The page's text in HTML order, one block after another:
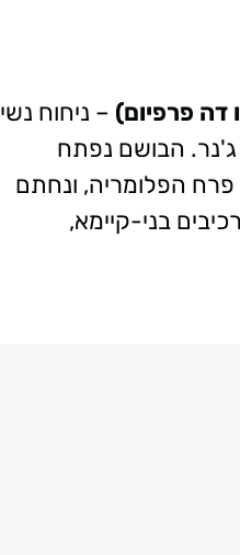
– ניחוח נשי
ג'נר. הבושם נפתח
פרח הפלומריה, ונחתם
בני-קיימא,